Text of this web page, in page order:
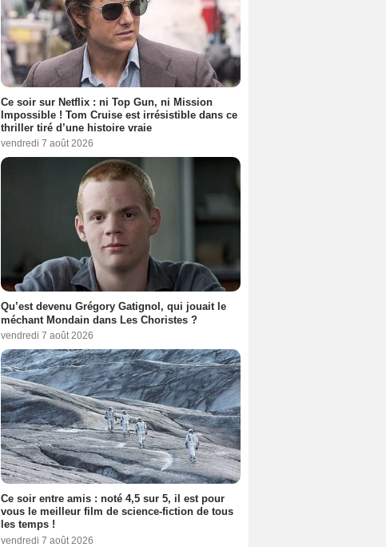
Ce soir sur Netflix : ni Top Gun, ni Mission
Impossible ! Tom Cruise est irrésistible dans ce
thriller tiré d’une histoire vraie
vendredi 7 août 2026
Qu’est devenu Grégory Gatignol, qui jouait le
méchant Mondain dans Les Choristes ?
vendredi 7 août 2026
Ce soir entre amis : noté 4,5 sur 5, il est pour
vous le meilleur film de science-fiction de tous
les temps !
vendredi 7 août 2026